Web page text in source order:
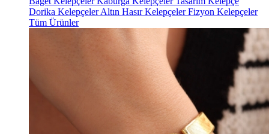
Dorika KelepçelerAltın Hasır KelepçelerFizyon Kelepçeler
Tüm Ürünler